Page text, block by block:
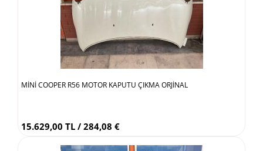
MİNİ COOPER R56 MOTOR KAPUTU ÇIKMA ORJİNAL
15.629,00 TL / 284,08 €